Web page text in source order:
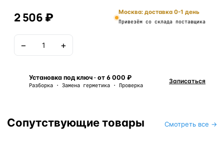
2 506 ₽ Москва: доставка 0-1 день
Привезём со склада поставщика
− +
Установка под ключ · от 6 000 ₽
Разборка · Замена герметика · Проверка
Записаться
Сопутствующие товары Смотреть все →